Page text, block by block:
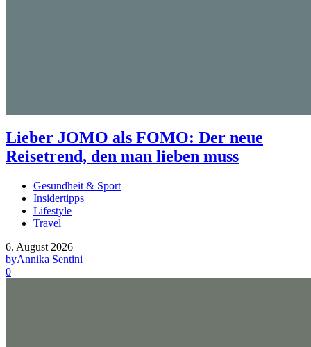
Lieber JOMO als FOMO: Der neue
Reisetrend, den man lieben muss
Gesundheit & Sport
Insidertipps
Lifestyle
Travel
6. August 2026
byAnnika Sentini
0